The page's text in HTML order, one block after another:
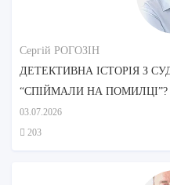
Сергій РОГОЗІН
ДЕТЕКТИВНА ІСТОРІЯ З
“СПІЙМАЛИ НА ПОМИЛЦІ”?
03.07.2026
203